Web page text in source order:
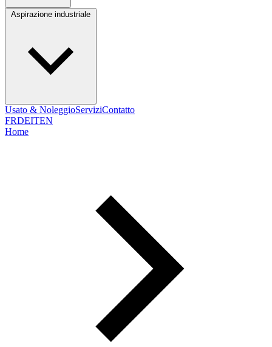
Usato & NoleggioServiziContatto
FRDEITEN
Home